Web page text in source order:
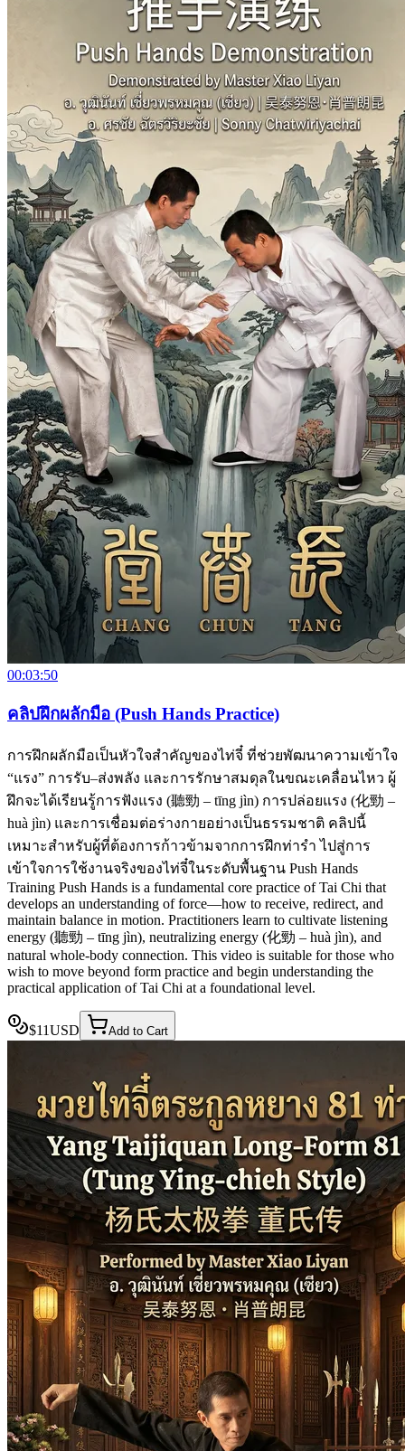
00:03:50
คลิปฝึกผลักมือ (Push Hands Practice)
การฝึกผลักมือเป็นหัวใจสำคัญของไท่จี๋ ที่ช่วยพัฒนาความเข้าใจ
“แรง” การรับ–ส่งพลัง และการรักษาสมดุลในขณะเคลื่อนไหว ผู้
ฝึกจะได้เรียนรู้การฟังแรง (聽勁 – tīng jìn) การปล่อยแรง (化勁 –
huà jìn) และการเชื่อมต่อร่างกายอย่างเป็นธรรมชาติ คลิปนี้
เหมาะสำหรับผู้ที่ต้องการก้าวข้ามจากการฝึกท่ารำ ไปสู่การ
เข้าใจการใช้งานจริงของไท่จี๋ในระดับพื้นฐาน Push Hands
Training Push Hands is a fundamental core practice of Tai Chi that
develops an understanding of force—how to receive, redirect, and
maintain balance in motion. Practitioners learn to cultivate listening
energy (聽勁 – tīng jìn), neutralizing energy (化勁 – huà jìn), and
natural whole-body connection. This video is suitable for those who
wish to move beyond form practice and begin understanding the
practical application of Tai Chi at a foundational level.
$11USD Add to Cart